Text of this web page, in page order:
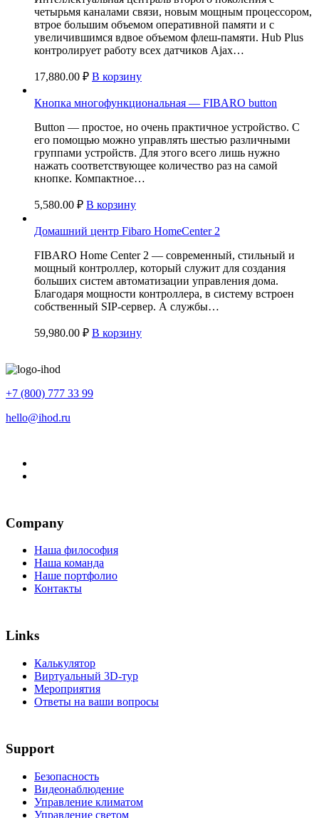
четырьмя каналами связи, новым мощным процессором,
втрое большим объемом оперативной памяти и с
увеличившимся вдвое объемом флеш-памяти. Hub Plus
контролирует работу всех датчиков Ajax…
17,880.00 ₽ В корзину
Кнопка многофункциональная — FIBARO button
Button — простое, но очень практичное устройство. С
его помощью можно управлять шестью различными
группами устройств. Для этого всего лишь нужно
нажать соответствующее количество раз на самой
кнопке. Компактное…
5,580.00 ₽ В корзину
Домашний центр Fibaro HomeCenter 2
FIBARO Home Center 2 — современный, стильный и
мощный контроллер, который служит для создания
больших систем автоматизации управления дома.
Благодаря мощности контроллера, в систему встроен
собственный SIP-сервер. А службы…
59,980.00 ₽ В корзину
+7 (800) 777 33 99
hello@ihod.ru
Company
Наша философия
Наша команда
Наше портфолио
Контакты
Links
Калькулятор
Виртуальный 3D-тур
Мероприятия
Ответы на ваши вопросы
Support
Безопасность
Видеонаблюдение
Управление климатом
Управление светом